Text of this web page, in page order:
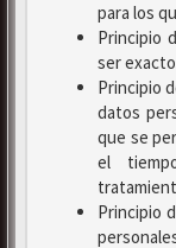
para los
Principio
ser
Principio
datos
que se
el
Principio